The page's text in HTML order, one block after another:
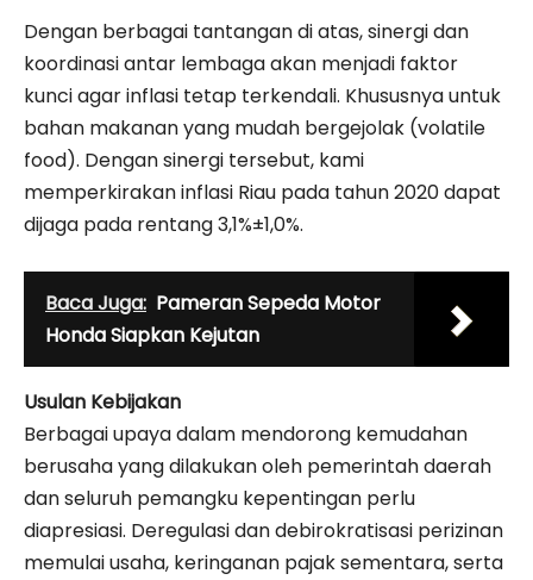
Dengan berbagai tantangan di atas, sinergi dan
koordinasi antar lembaga akan menjadi faktor
kunci agar inflasi tetap terkendali. Khususnya untuk
bahan makanan yang mudah bergejolak (volatile
food). Dengan sinergi tersebut, kami
memperkirakan inflasi Riau pada tahun 2020 dapat
dijaga pada rentang 3,1%±1,0%.
Baca Juga: Pameran Sepeda Motor
Honda Siapkan Kejutan
Usulan Kebijakan
Berbagai upaya dalam mendorong kemudahan
berusaha yang dilakukan oleh pemerintah daerah
dan seluruh pemangku kepentingan perlu
diapresiasi. Deregulasi dan debirokratisasi perizinan
memulai usaha, keringanan pajak sementara, serta